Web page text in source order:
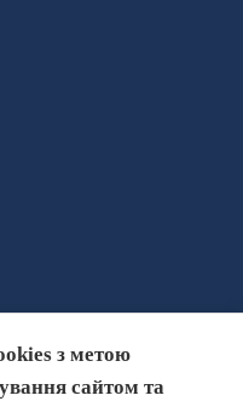
з метою
сайтом та